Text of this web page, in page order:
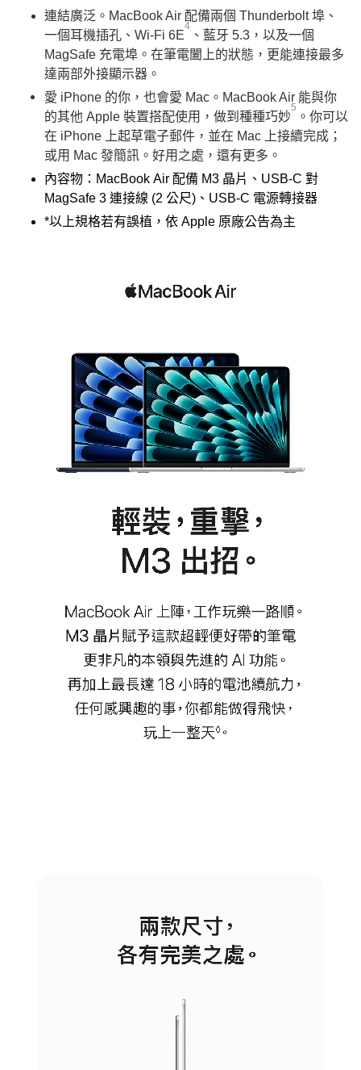
連結廣泛。MacBook Air 配備兩個 Thunderbolt 埠、
一個耳機插孔、Wi-Fi 6E
4
、藍牙 5.3，以及一個
MagSafe 充電埠。在筆電闔上的狀態，更能連接最多
達兩部外接顯示器。
愛 iPhone 的你，也會愛 Mac。MacBook Air 能與你
的其他 Apple 裝置搭配使用，做到種種巧妙
5
。你可以
在 iPhone 上起草電子郵件，並在 Mac 上接續完成；
或用 Mac 發簡訊。好用之處，還有更多。
內容物：MacBook Air 配備 M3 晶片、USB-C 對
MagSafe 3 連接線 (2 公尺)、USB-C 電源轉接器
*以上規格若有誤植，依 Apple 原廠公告為主